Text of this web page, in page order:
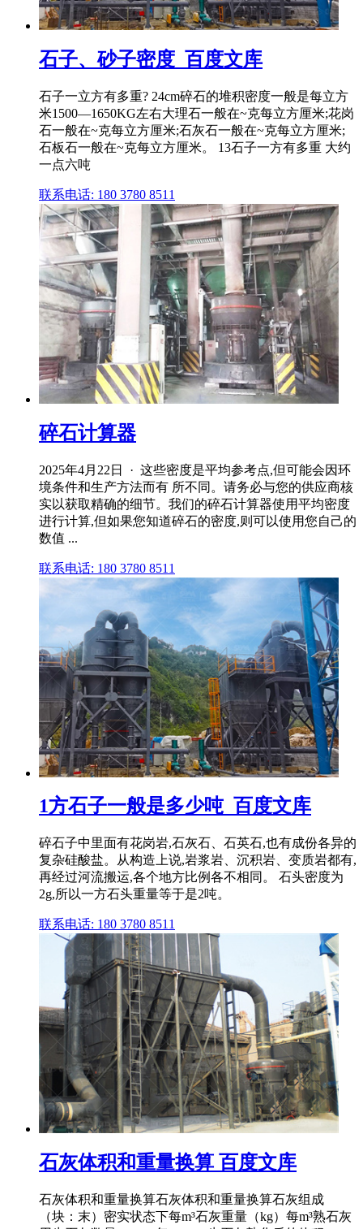
石子、砂子密度_百度文库
石子一立方有多重? 24cm碎石的堆积密度一般是每立方
米1500—1650KG左右大理石一般在~克每立方厘米;花岗
石一般在~克每立方厘米;石灰石一般在~克每立方厘米;
石板石一般在~克每立方厘米。 13石子一方有多重 大约
一点六吨
联系电话: 180 3780 8511
碎石计算器
2025年4月22日 · 这些密度是平均参考点,但可能会因环
境条件和生产方法而有 所不同。请务必与您的供应商核
实以获取精确的细节。我们的碎石计算器使用平均密度
进行计算,但如果您知道碎石的密度,则可以使用您自己的
数值 ...
联系电话: 180 3780 8511
1方石子一般是多少吨_百度文库
碎石子中里面有花岗岩,石灰石、石英石,也有成份各异的
复杂硅酸盐。从构造上说,岩浆岩、沉积岩、变质岩都有,
再经过河流搬运,各个地方比例各不相同。 石头密度为
2g,所以一方石头重量等于是2吨。
联系电话: 180 3780 8511
石灰体积和重量换算 百度文库
石灰体积和重量换算石灰体积和重量换算石灰组成
（块：末）密实状态下每m³石灰重量（kg）每m³熟石灰